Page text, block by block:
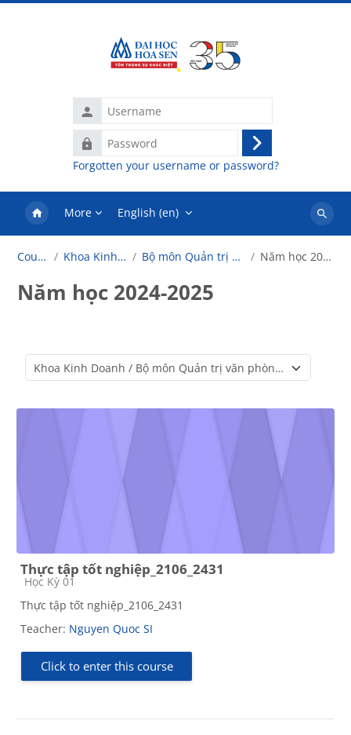
Username
Password
Log
in
Forgotten your username or password?
More English ‎(en)‎
Search
Courses Khoa Kinh Doanh Bộ môn Quản trị văn phòng Năm học 2024-2025
Năm học 2024-2025
Course categories
Thực tập tốt nghiệp_2106_2431
Course category
Học Kỳ 01
Thực tập tốt nghiệp_2106_2431
Teacher: Nguyen Quoc SI
Click to enter this course